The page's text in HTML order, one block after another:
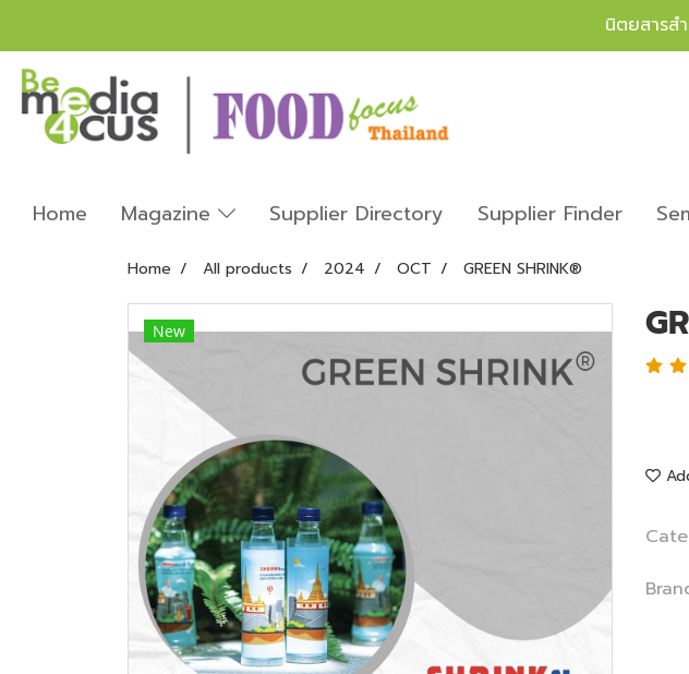
นิตยสารส
Home Magazine Supplier Directory Supplier Finder
Home All products 2024 OCT GREEN SHRINK®
New